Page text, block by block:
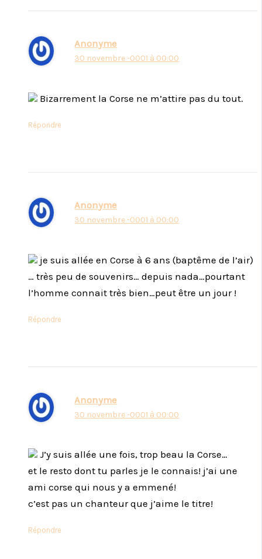
Anonyme
30 novembre -0001 à 00:00
Bizarrement la Corse ne m’attire pas du tout.
Répondre
Anonyme
30 novembre -0001 à 00:00
je suis allée en Corse à 6 ans (baptême de l’air)
… très peu de souvenirs… depuis nada…pourtant
l’homme connait très bien…peut être un jour !
Répondre
Anonyme
30 novembre -0001 à 00:00
J’y suis allée une fois, trop beau la Corse…
et le resto dont tu parles je le connais! j’ai une
ami corse qui nous y a emmené!
c’est pas un chanteur que j’aime le titre!
Répondre